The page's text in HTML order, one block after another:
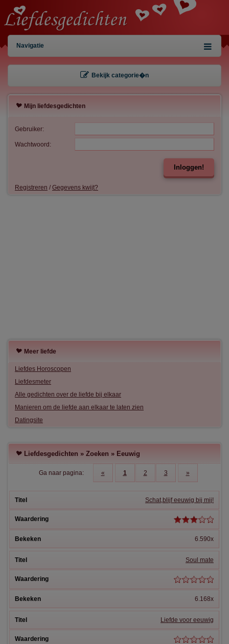
Navigatie
Bekijk categorie�n
Mijn liefdesgedichten
Gebruiker:
Wachtwoord:
Inloggen!
Registreren / Gegevens kwijt?
Meer liefde
Liefdes Horoscopen
Liefdesmeter
Alle gedichten over de liefde bij elkaar
Manieren om de liefde aan elkaar te laten zien
Datingsite
Liefdesgedichten » Zoeken » Eeuwig
Ga naar pagina: « 1 2 3 »
Schat,blijf eeuwig bij mij!
6.590x
Soul mate
6.168x
Liefde voor eeuwig